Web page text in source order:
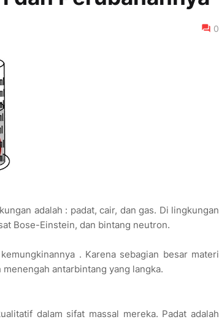
0
adalah : padat, cair, dan gas. Di lingkungan
Bose-Einstein, dan bintang neutron.
. Karena sebagian besar materi
antarbintang yang langka.
dalam sifat massal mereka. Padat adalah